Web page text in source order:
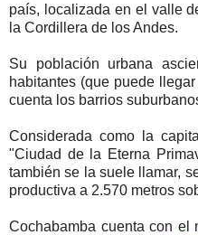
país, localizada en el valle
la Cordillera de los Andes.
Su población urbana
habitantes (que puede
cuenta los barrios
Considerada como la
"Ciudad de la Eterna
también se la suele llamar,
productiva a 2.570 metros
Cochabamba cuenta con el